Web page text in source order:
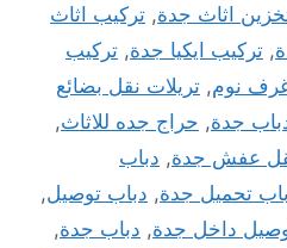
اثاث جدة, تركيب اثاث
, تركيب ايكيا جدة, تركيب
نوم, تريلات نقل بضائع
جدة, حراج جده للاثاث,
عفش جدة, دباب
تحميل جدة, دباب توصيل,
داخل جدة, دباب جدة,